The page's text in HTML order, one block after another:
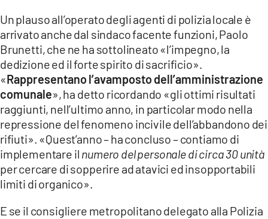
Un plauso all’operato degli agenti di polizia locale è
arrivato anche dal sindaco facente funzioni, Paolo
Brunetti, che ne ha sottolineato «l’impegno, la
dedizione ed il forte spirito di sacrificio».
«Rappresentano l’avamposto dell’amministrazione
comunale», ha detto ricordando «gli ottimi risultati
raggiunti, nell’ultimo anno, in particolar modo nella
repressione del fenomeno incivile dell’abbandono dei
rifiuti». «Quest’anno – ha concluso – contiamo di
implementare il numero del personale di circa 30 unità
per cercare di sopperire ad atavici ed insopportabili
limiti di organico».
E se il consigliere metropolitano delegato alla Polizia